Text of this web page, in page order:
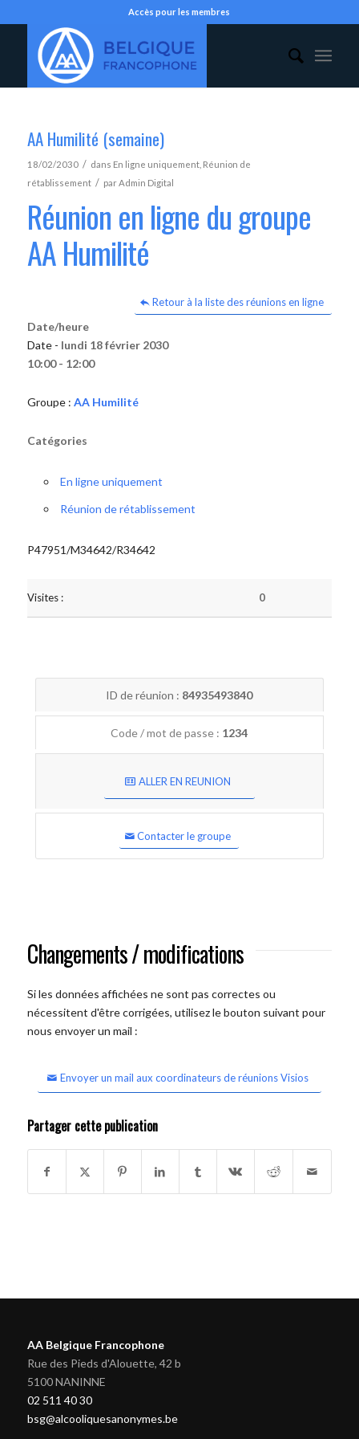
Accès pour les membres
AA Humilité (semaine)
18/02/2030 / dans En ligne uniquement, Réunion de
rétablissement / parAdmin Digital
Réunion en ligne du groupe
AA Humilité
Retour à la liste des réunions en ligne
Date/heure
Date - lundi 18 février 2030
10:00 - 12:00
Groupe : AA Humilité
Catégories
En ligne uniquement
Réunion de rétablissement
P47951/M34642/R34642
Visites : 0
ID de réunion : 84935493840
Code / mot de passe : 1234
ALLER EN REUNION
Contacter le groupe
Changements / modifications
Si les données affichées ne sont pas correctes ou
nécessitent d'être corrigées, utilisez le bouton suivant pour
nous envoyer un mail :
Envoyer un mail aux coordinateurs de réunions Visios
Partager cette publication
AA Belgique Francophone
Rue des Pieds d'Alouette, 42 b
5100 NANINNE
02 511 40 30
bsg@alcooliquesanonymes.be